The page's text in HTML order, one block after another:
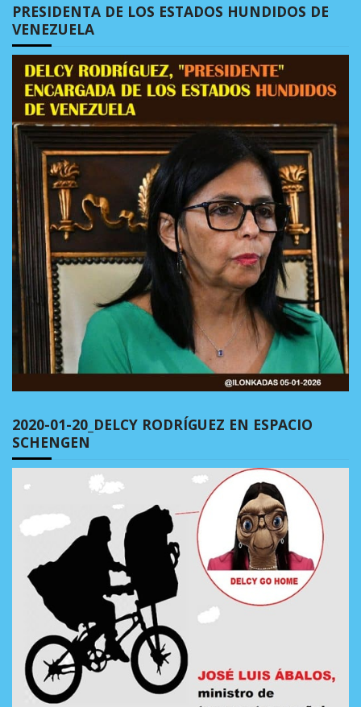
PRESIDENTA DE LOS ESTADOS HUNDIDOS DE
VENEZUELA
2020-01-20_DELCY RODRÍGUEZ EN ESPACIO
SCHENGEN